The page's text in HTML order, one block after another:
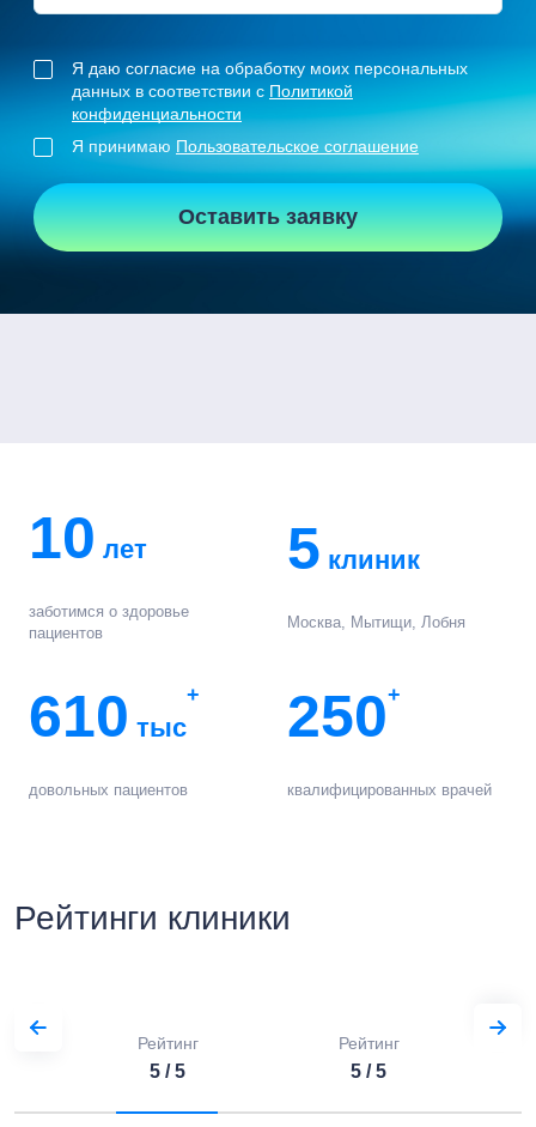
Я даю согласие на обработку моих персональных
данных в соответствии с Политикой
конфиденциальности
Я принимаю Пользовательское соглашение
Оставить заявку
10 лет
заботимся о здоровье
пациентов
5 клиник
Москва, Мытищи, Лобня
610 тыс
+
довольных пациентов
250+
квалифицированных врачей
Рейтинги клиники
Рейтинг
5 / 5
Рейтинг
5 / 5